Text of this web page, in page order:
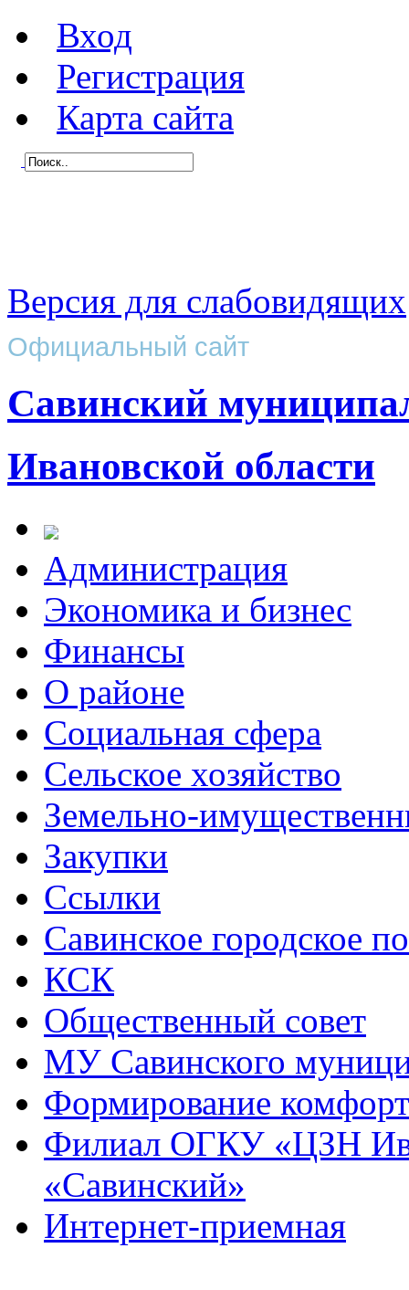
Вход
Регистрация
Карта сайта
Версия для слабовидящих
Официальный сайт
Савинский
Ивановской области
Администрация
Экономика и бизнес
Финансы
О районе
Социальная сфера
Сельское хозяйство
Земельно-
Закупки
Ссылки
Савинское городское
КСК
Общественный совет
МУ Савинского
Формирование
Филиал ОГКУ «ЦЗН
«Савинский»
Интернет-приемная